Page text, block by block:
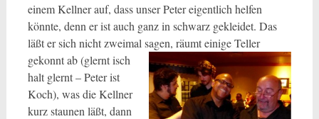
einem Kellner auf, dass unser Peter eigentlich helfen
könnte, denn er ist auch ganz in schwarz gekleidet. Das
läßt er sich nicht zweimal sagen, räumt einige Teller
gekonnt ab (glernt isch
halt glernt – Peter ist
Koch), was die Kellner
kurz staunen läßt, dann